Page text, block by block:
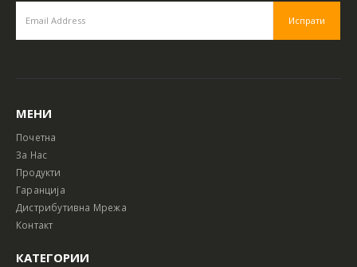
МЕНИ
Почетна
За Нас
Продукти
Гаранција
Дистрибутивна Мрежа
Контакт
КАТЕГОРИИ